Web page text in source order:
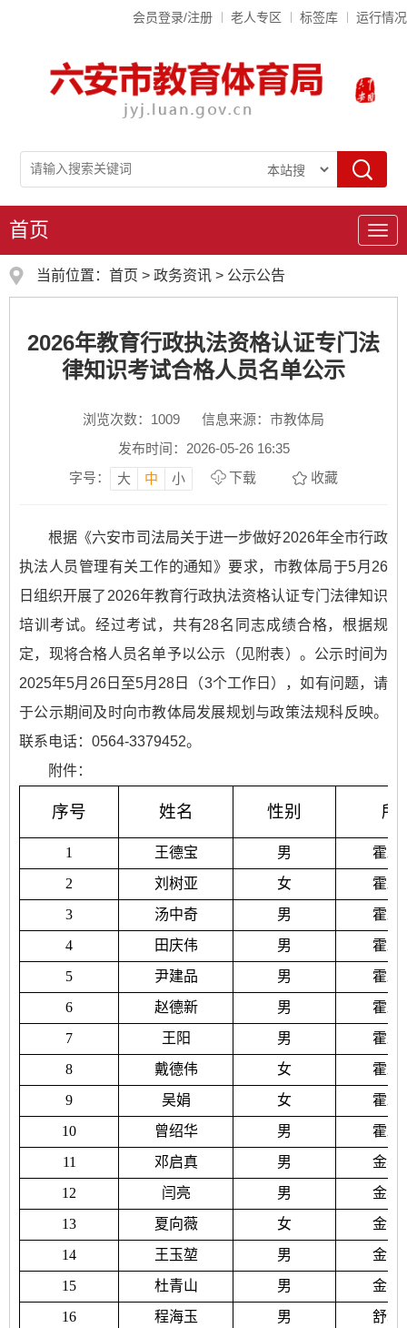
会员登录/注册 老人专区 标签库 运行情况
导
首页
当前位置： 首页 > 政务资讯 > 公示公告
2026年教育行政执法资格认证专门法
律知识考试合格人员名单公示
浏览次数： 1009
信息来源：市教体局
发布时间：2026-05-26 16:35
字号：
大 中 小 下载 收藏
根据《六安市司法局关于进一步做好2026年全市行政
执法人员管理有关工作的通知》要求，市教体局于5月26
日组织开展了2026年教育行政执法资格认证专门法律知识
培训考试。经过考试，共有28名同志成绩合格，根据规
定，现将合格人员名单予以公示（见附表）。公示时间为
2025年5月26日至5月28日（3个工作日），如有问题，请
于公示期间及时向市教体局发展规划与政策法规科反映。
联系电话：0564-3379452。
附件：
序号 姓名 性别 所
1 王德宝 男
霍邱
2
刘树亚 女
霍邱
3
汤中奇 男
霍邱
4
田庆伟 男
霍邱
5
尹建品 男
霍邱
6
赵德新 男
霍邱
7
王阳 男
霍邱
8
戴德伟 女
霍邱
9
吴娟 女
霍邱
10
曾绍华 男
霍邱
11
邓启真 男
金寨
12
闫亮 男
金寨
13
夏向薇 女
金寨
14
王玉堃 男
金寨
15
杜青山 男
金寨
16
程海玉 男
舒城